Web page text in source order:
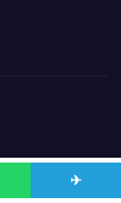
deThemeansar
✈